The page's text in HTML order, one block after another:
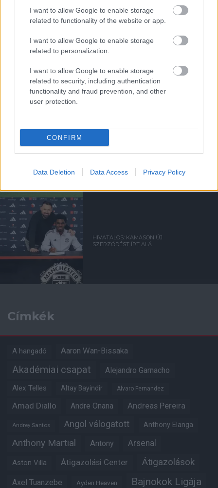
I want to allow Google to enable storage
related to functionality of the website or app.
I want to allow Google to enable storage
related to personalization.
I want to allow Google to enable storage
related to security, including authentication
functionality and fraud prevention, and other
user protection.
CONFIRM
Data Deletion Data Access Privacy Policy
HÉT VOLT!
MEGVAN AZ U21-ES CSAPAT
ELLENFELE A
HIVATALOS: KAMASON ÚJ
SZERZŐDÉST ÍRT ALÁ
Címkék
A hangadó Aaron Wan-Bissaka
Akadémiai csapat Alejandro Garnacho
Alex Telles Altay Bayindir Alvaro Fernandez
Amad Diallo Andre Onana Andreas Pereira
Andrey Santos Angol válogatott Anthony Elanga
Anthony Martial Antony Arsenal
Aston Villa Átigazolási Center Átigazolások
Axel Tuanzebe Ayden Heaven Bajnokok Ligája